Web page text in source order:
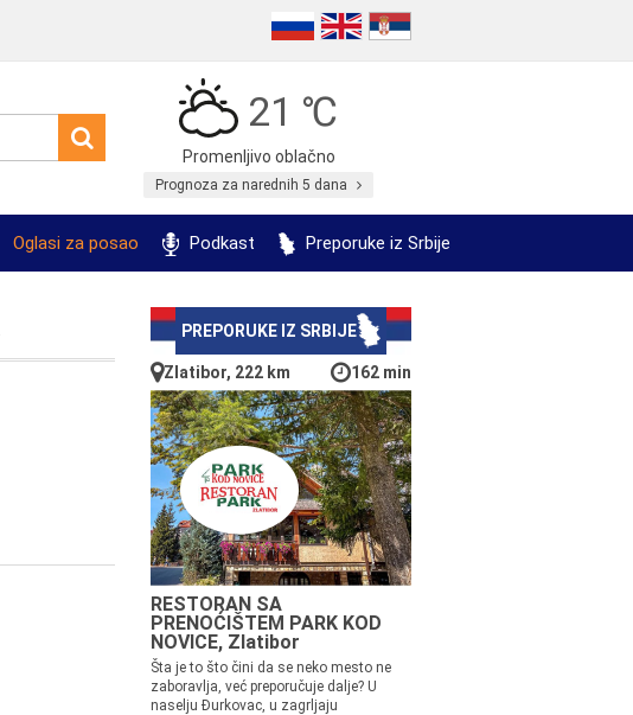
21 ℃
Promenljivo oblačno
Prognoza za narednih 5 dana
Oglasi za posao Podkast Preporuke iz Srbije
PREPORUKE IZ SRBIJE
Zlatibor, 222 km 162 min
RESTORAN SA
PRENOĆIŠTEM PARK KOD
NOVICE, Zlatibor
Šta je to što čini da se neko mesto ne
zaboravlja, već preporučuje dalje? U
naselju Đurkovac, u zagrljaju